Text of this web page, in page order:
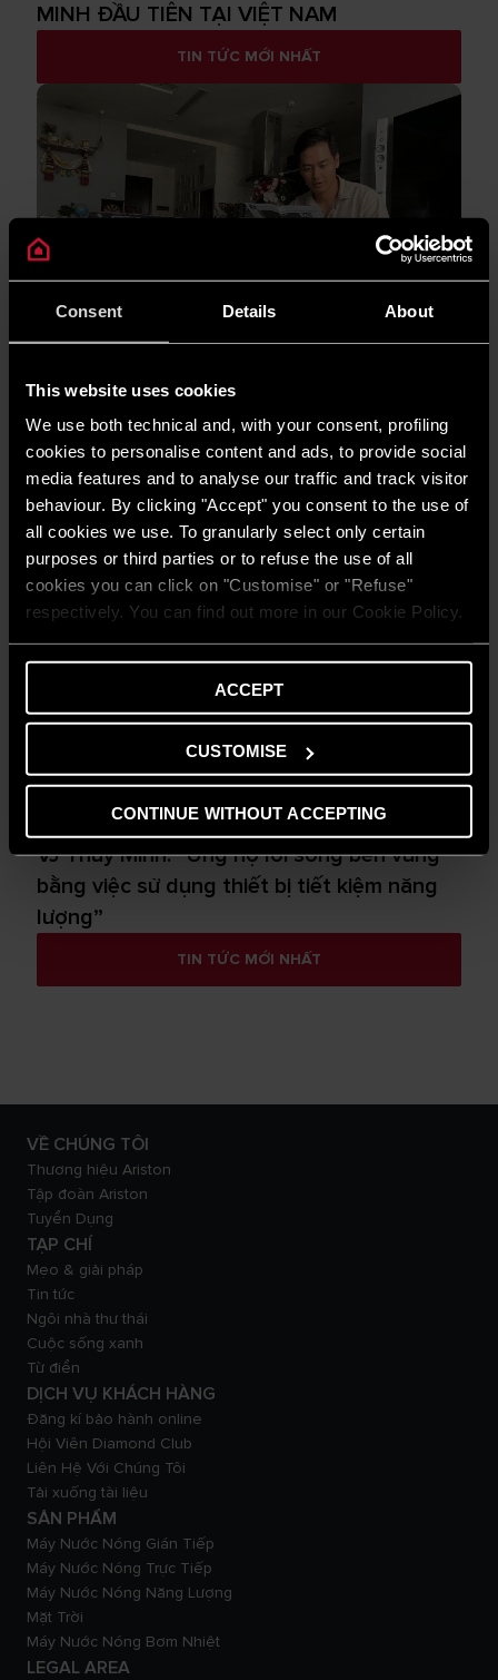
Consent Details About
This website uses cookies
We use both technical and, with your consent, profiling
cookies to personalise content and ads, to provide social
media features and to analyse our traffic and track visitor
behaviour. By clicking "Accept" you consent to the use of
all cookies we use. To granularly select only certain
purposes or third parties or to refuse the use of all
cookies you can click on "Customise" or "Refuse"
respectively. You can find out more in our Cookie Policy.
ACCEPT
CUSTOMISE
CONTINUE WITHOUT ACCEPTING
MINH ĐẦU TIÊN TẠI VIỆT NAM
TIN TỨC MỚI NHẤT
CÔNG NGHỆ & SẢN PHẨM
3 lí do khiến bình nước nóng Wi-Fi trở
thành món quà ý nghĩa
TIN TỨC MỚI NHẤT
CÔNG NGHỆ & SẢN PHẨM
VJ Thùy Minh: “Ủng hộ lối sống bền vững
bằng việc sử dụng thiết bị tiết kiệm năng
lượng”
TIN TỨC MỚI NHẤT
VỀ CHÚNG TÔI
Thương hiệu Ariston
Tập đoàn Ariston
Tuyển Dụng
TẠP CHÍ
Mẹo & giải pháp
Tin tức
Ngôi nhà thư thái
Cuộc sống xanh
Từ điển
DỊCH VỤ KHÁCH HÀNG
Đăng kí bảo hành online
Hội Viên Diamond Club
Liên Hệ Với Chúng Tôi
Tải xuống tài liệu
SẢN PHẨM
Máy Nước Nóng Gián Tiếp
Máy Nước Nóng Trực Tiếp
Máy Nước Nóng Năng Lượng
Mặt Trời
Máy Nước Nóng Bơm Nhiệt
LEGAL AREA